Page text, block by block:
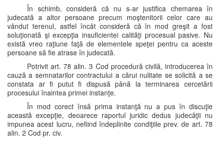
În schimb, consideră că nu s-ar justifica chemarea în
judecată a altor persoane precum moştenitorii celor care au
vândut terenul, astfel încât consideră că în mod greşit a fost
soluţionată şi excepţia insuficientei calităţi procesual pasive. Nu
există vreo raţiune faţă de elementele speţei pentru ca aceste
persoane să fie atrase în judecată.
Potrivit art. 78 alin. 3 Cod procedură civilă, introducerea în
cauză a semnatarilor contractului a cărui nulitate se solicită a se
constata ar fi putut fi dispusă până la terminarea cercetării
procesului înaintea primei instanţe.
În mod corect însă prima instanţă nu a pus în discuţie
această excepţie, deoarece raportul juridic dedus judecăţii nu
impunea acest lucru, nefiind îndeplinite condiţiile prev. de art. 78
alin. 2 Cod pr. civ.